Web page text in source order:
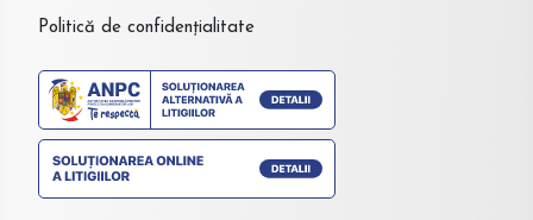
Politică de confidențialitate